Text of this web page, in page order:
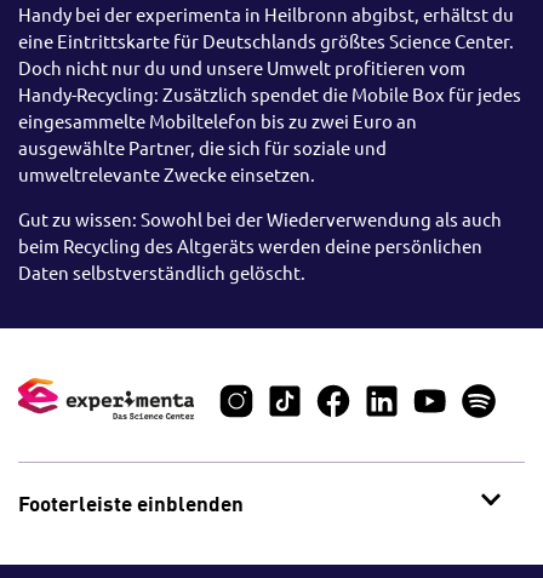
Handy bei der experimenta in Heilbronn abgibst, erhältst du
eine Eintrittskarte für Deutschlands größtes Science Center.
Doch nicht nur du und unsere Umwelt profitieren vom
Handy-Recycling: Zusätzlich spendet die Mobile Box für jedes
eingesammelte Mobiltelefon bis zu zwei Euro an
ausgewählte Partner, die sich für soziale und
umweltrelevante Zwecke einsetzen.
Gut zu wissen: Sowohl bei der Wiederverwendung als auch
beim Recycling des Altgeräts werden deine persönlichen
Daten selbstverständlich gelöscht.
Footerleiste einblenden